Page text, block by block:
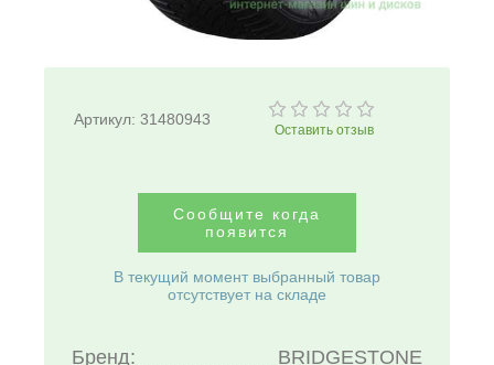
Артикул: 31480943
Оставить отзыв
Сообщите когда
появится
В текущий момент выбранный товар
отсутствует на складе
Бренд:
BRIDGESTONE